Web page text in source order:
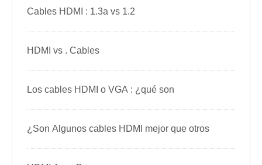
Cables HDMI : 1.3a vs 1.2
HDMI vs . Cables
Los cables HDMI o VGA : ¿qué son
¿Son Algunos cables HDMI mejor que otros